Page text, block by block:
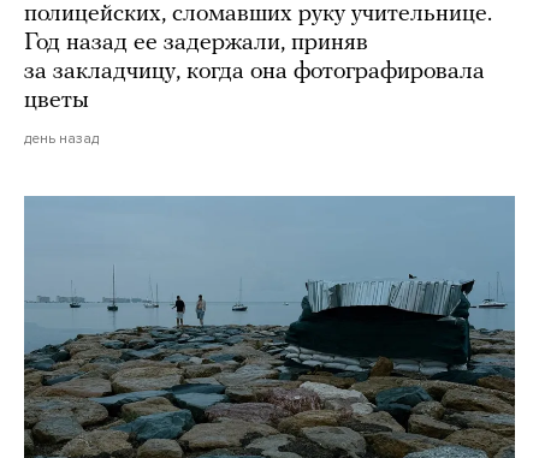
полицейских, сломавших руку учительнице.
Год назад ее задержали, приняв
за закладчицу, когда она фотографировала
цветы
день назад